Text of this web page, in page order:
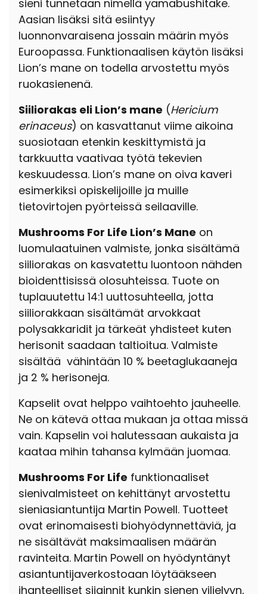
sieni tunnetaan nimellä yamabushitake.
Aasian lisäksi sitä esiintyy
luonnonvaraisena jossain määrin myös
Euroopassa. Funktionaalisen käytön lisäksi
Lion’s mane on todella arvostettu myös
ruokasienenä.
Siiliorakas eli Lion’s mane (Hericium
erinaceus) on kasvattanut viime aikoina
suosiotaan etenkin keskittymistä ja
tarkkuutta vaativaa työtä tekevien
keskuudessa. Lion’s mane on oiva kaveri
esimerkiksi opiskelijoille ja muille
tietovirtojen pyörteissä seilaaville.
Mushrooms For Life Lion’s Mane on
luomulaatuinen valmiste, jonka sisältämä
siiliorakas on kasvatettu luontoon nähden
bioidenttisissä olosuhteissa. Tuote on
tuplauutettu 14:1 uuttosuhteella, jotta
siiliorakkaan sisältämät arvokkaat
polysakkaridit ja tärkeät yhdisteet kuten
herisonit saadaan taltioitua. Valmiste
sisältää vähintään 10 % beetaglukaaneja
ja 2 % herisoneja.
Kapselit ovat helppo vaihtoehto jauheelle.
Ne on kätevä ottaa mukaan ja ottaa missä
vain. Kapselin voi halutessaan aukaista ja
kaataa mihin tahansa kylmään juomaa.
Mushrooms For Life funktionaaliset
sienivalmisteet on kehittänyt arvostettu
sieniasiantuntija Martin Powell. Tuotteet
ovat erinomaisesti biohyödynnettäviä, ja
ne sisältävät maksimaalisen määrän
ravinteita. Martin Powell on hyödyntänyt
asiantuntijaverkostoaan löytääkseen
ihanteelliset sijainnit kunkin sienen viljelyyn,